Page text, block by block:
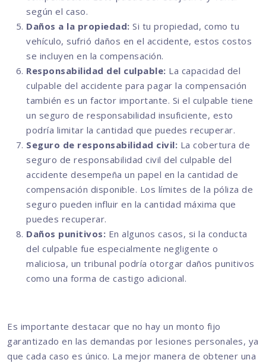
según el caso.
Daños a la propiedad: Si tu propiedad, como tu
vehículo, sufrió daños en el accidente, estos costos
se incluyen en la compensación.
Responsabilidad del culpable: La capacidad del
culpable del accidente para pagar la compensación
también es un factor importante. Si el culpable tiene
un seguro de responsabilidad insuficiente, esto
podría limitar la cantidad que puedes recuperar.
Seguro de responsabilidad civil: La cobertura de
seguro de responsabilidad civil del culpable del
accidente desempeña un papel en la cantidad de
compensación disponible. Los límites de la póliza de
seguro pueden influir en la cantidad máxima que
puedes recuperar.
Daños punitivos: En algunos casos, si la conducta
del culpable fue especialmente negligente o
maliciosa, un tribunal podría otorgar daños punitivos
como una forma de castigo adicional.
Es importante destacar que no hay un monto fijo
garantizado en las demandas por lesiones personales, ya
que cada caso es único. La mejor manera de obtener una